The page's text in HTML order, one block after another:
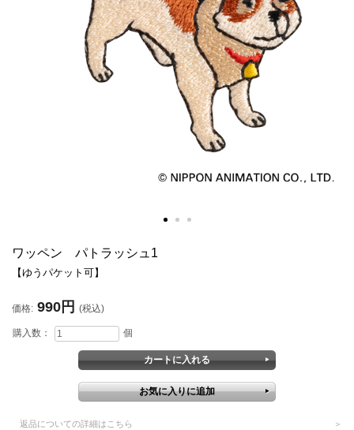
ワッペン パトラッシュ1
【ゆうパケット可】
価格: 990円 (税込)
購入数： 個
返品についての詳細はこちら